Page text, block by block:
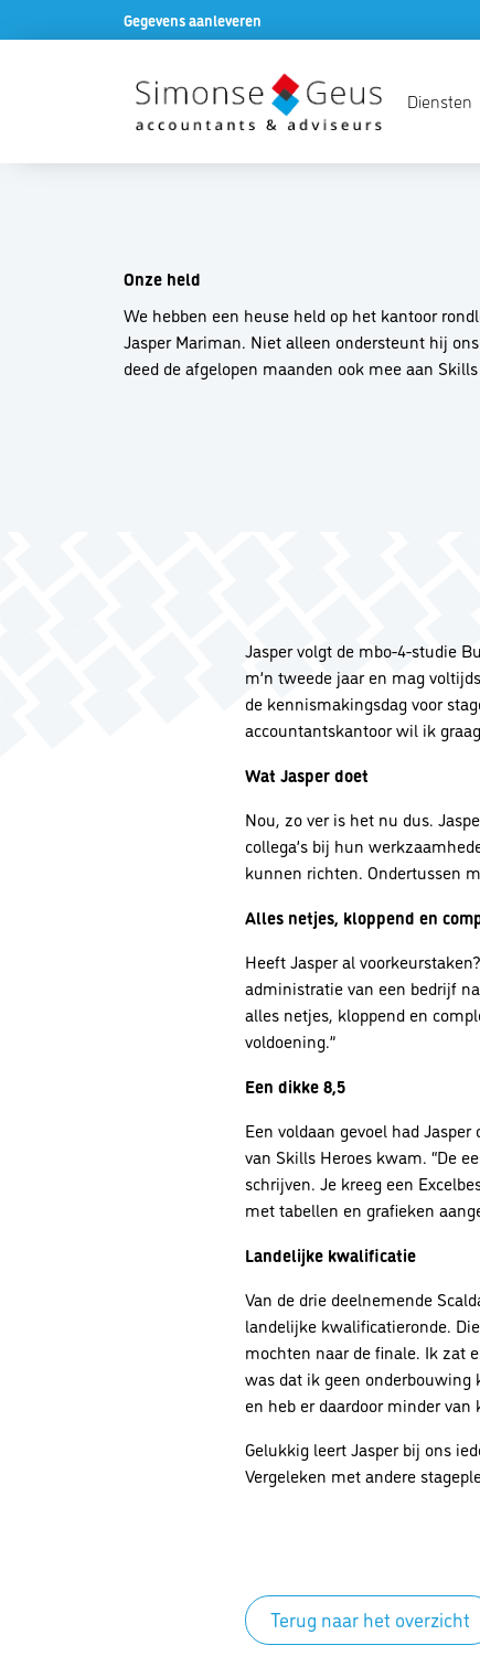
Gegevens aanleveren
Diensten
Onze held
We hebben een heuse held op het kantoor
Jasper Mariman. Niet alleen ondersteunt hij
deed de afgelopen maanden ook mee aan
Jasper volgt de mbo-4-studie
m’n tweede jaar en mag
de kennismakingsdag voor
accountantskantoor wil ik
Wat Jasper doet
Nou, zo ver is het nu dus.
collega’s bij hun
kunnen richten. Ondertussen
Alles netjes, kloppend en
Heeft Jasper al
administratie van een bedrijf
alles netjes, kloppend en
voldoening.”
Een dikke 8,5
Een voldaan gevoel had
van Skills Heroes kwam. “De
schrijven. Je kreeg een
met tabellen en grafieken
Landelijke kwalificatie
Van de drie deelnemende
landelijke kwalificatieronde.
mochten naar de finale. Ik zat
was dat ik geen
en heb er daardoor minder
Gelukkig leert Jasper bij ons
Vergeleken met andere
Terug naar het overzicht